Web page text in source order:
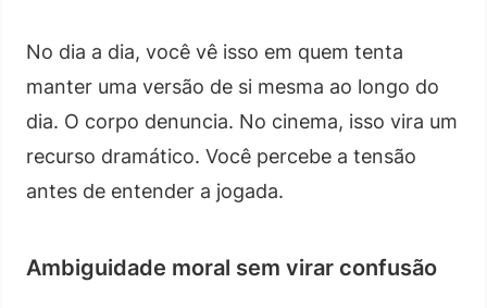
No dia a dia, você vê isso em quem tenta
manter uma versão de si mesma ao longo do
dia. O corpo denuncia. No cinema, isso vira um
recurso dramático. Você percebe a tensão
antes de entender a jogada.
Ambiguidade moral sem virar confusão